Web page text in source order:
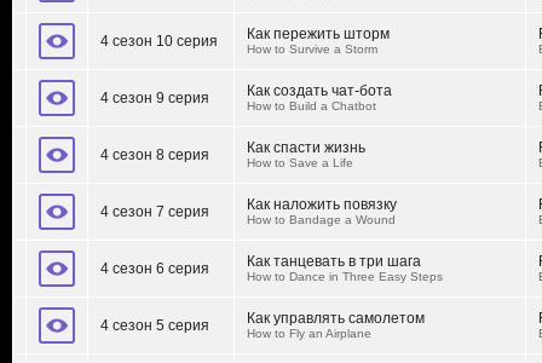
4 сезон 10 серия Как пережить шторм
How to Survive a Storm
4 сезон 9 серия Как создать чат-бота
How to Build a Chatbot
4 сезон 8 серия Как спасти жизнь
How to Save a Life
4 сезон 7 серия Как наложить повязку
How to Bandage a Wound
4 сезон 6 серия Как танцевать в три шага
How to Dance in Three Easy Steps
4 сезон 5 серия Как управлять самолетом
How to Fly an Airplane